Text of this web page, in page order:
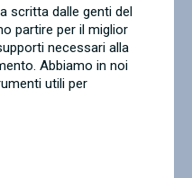
scritta dalle genti del
partire per il miglior
necessari alla
Abbiamo in noi
utili per